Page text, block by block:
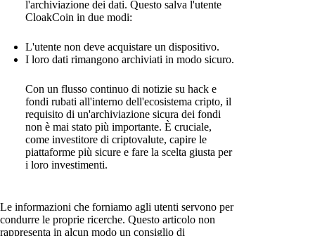
l'archiviazione dei dati. Questo salva l'utente
CloakCoin in due modi:
L'utente non deve acquistare un dispositivo.
I loro dati rimangono archiviati in modo sicuro.
Con un flusso continuo di notizie su hack e
fondi rubati all'interno dell'ecosistema cripto, il
requisito di un'archiviazione sicura dei fondi
non è mai stato più importante. È cruciale,
come investitore di criptovalute, capire le
piattaforme più sicure e fare la scelta giusta per
i loro investimenti.
Le informazioni che forniamo agli utenti servono per
condurre le proprie ricerche. Questo articolo non
rappresenta in alcun modo un consiglio di